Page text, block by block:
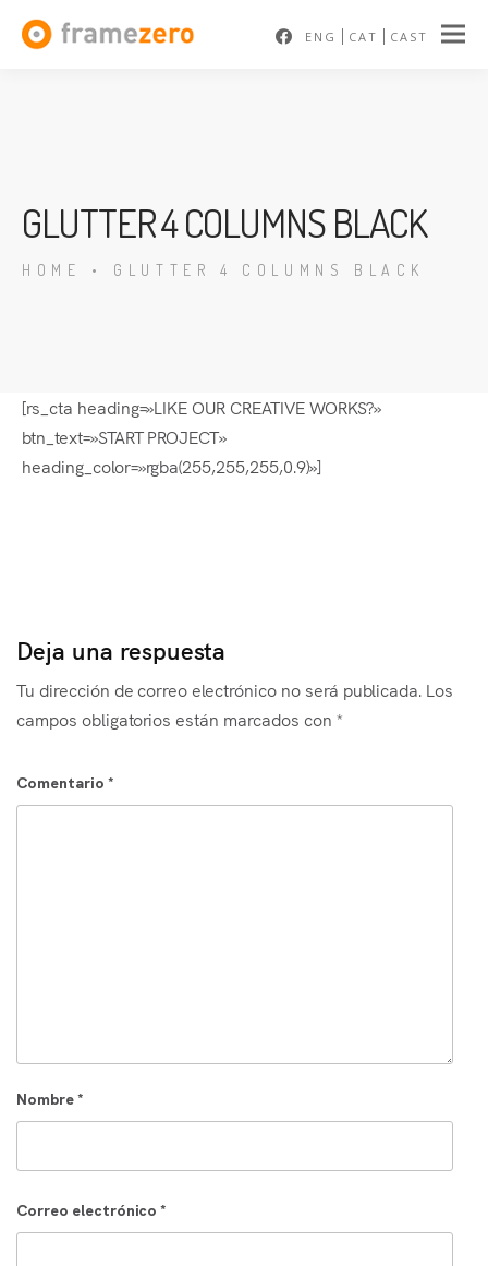
ENG CAT CAST
GLUTTER 4 COLUMNS BLACK
HOME • GLUTTER 4 COLUMNS BLACK
[rs_cta heading=»LIKE OUR CREATIVE WORKS?»
btn_text=»START PROJECT»
heading_color=»rgba(255,255,255,0.9)»]
Deja una respuesta
Tu dirección de correo electrónico no será publicada. Los
campos obligatorios están marcados con *
Comentario *
Nombre*
Correo electrónico*